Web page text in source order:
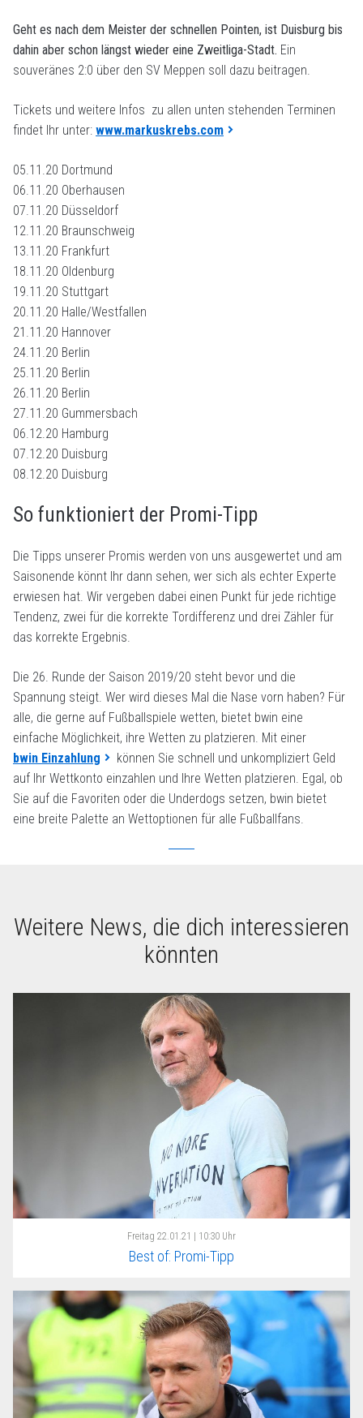
Geht es nach dem Meister der schnellen Pointen, ist Duisburg bis
dahin aber schon längst wieder eine Zweitliga-Stadt. Ein
souveränes 2:0 über den SV Meppen soll dazu beitragen.
Tickets und weitere Infos zu allen unten stehenden Terminen
findet Ihr unter: www.markuskrebs.com
05.11.20 Dortmund
06.11.20 Oberhausen
07.11.20 Düsseldorf
12.11.20 Braunschweig
13.11.20 Frankfurt
18.11.20 Oldenburg
19.11.20 Stuttgart
20.11.20 Halle/Westfallen
21.11.20 Hannover
24.11.20 Berlin
25.11.20 Berlin
26.11.20 Berlin
27.11.20 Gummersbach
06.12.20 Hamburg
07.12.20 Duisburg
08.12.20 Duisburg
So funktioniert der Promi-Tipp
Die Tipps unserer Promis werden von uns ausgewertet und am
Saisonende könnt Ihr dann sehen, wer sich als echter Experte
erwiesen hat. Wir vergeben dabei einen Punkt für jede richtige
Tendenz, zwei für die korrekte Tordifferenz und drei Zähler für
das korrekte Ergebnis.
Die 26. Runde der Saison 2019/20 steht bevor und die
Spannung steigt. Wer wird dieses Mal die Nase vorn haben? Für
alle, die gerne auf Fußballspiele wetten, bietet bwin eine
einfache Möglichkeit, ihre Wetten zu platzieren. Mit einer
bwin Einzahlung
können Sie schnell und unkompliziert Geld
auf Ihr Wettkonto einzahlen und Ihre Wetten platzieren. Egal, ob
Sie auf die Favoriten oder die Underdogs setzen, bwin bietet
eine breite Palette an Wettoptionen für alle Fußballfans.
Weitere News, die dich interessieren
könnten
Freitag 22.01.21 | 10:30 Uhr
Best of: Promi-Tipp